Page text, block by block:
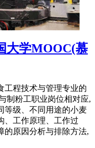
大学MOOC(慕
工程技术与管理专业的
制粉工职业岗位相对应,
等级、不同用途的小麦
、工作原理、工作过
的原因分析与排除方法,